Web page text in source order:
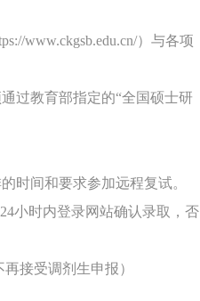
www.ckgsb.edu.cn/）与各项
过教育部指定的“全国硕士研
时间和要求参加远程复试。
小时内登录网站确认录取，否
接受调剂生申报）